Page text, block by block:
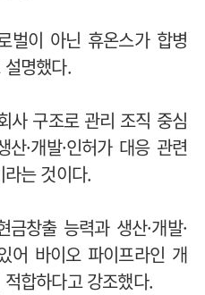
벌이 아닌 휴온스가 합병
명했다.
사 구조로 관리 조직 중심
·개발·인허가 대응 관련
는 것이다.
창출 능력과 생산·개발·
어 바이오 파이프라인 개
합하다고 강조했다.